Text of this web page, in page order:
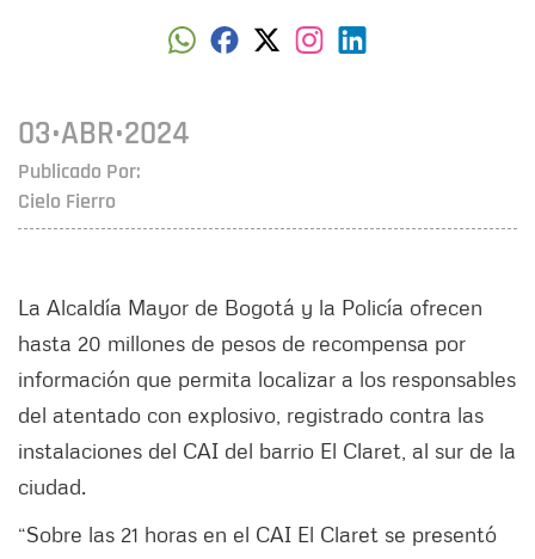
Publicado Por:
Cielo Fierro
03•ABR•2024
La Alcaldía Mayor de Bogotá y la Policía ofrecen
hasta 20 millones de pesos de recompensa por
información que permita localizar a los responsables
del atentado con explosivo, registrado contra las
instalaciones del CAI del barrio El Claret, al sur de la
ciudad.
“Sobre las 21 horas en el CAI El Claret se presentó